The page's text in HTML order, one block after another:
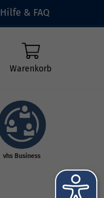
Hilfe & FAQ
Warenkorb
vhs Business